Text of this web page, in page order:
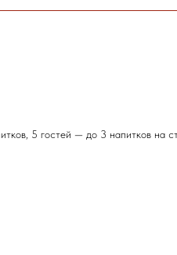
5 гостей — до 3 напитков на